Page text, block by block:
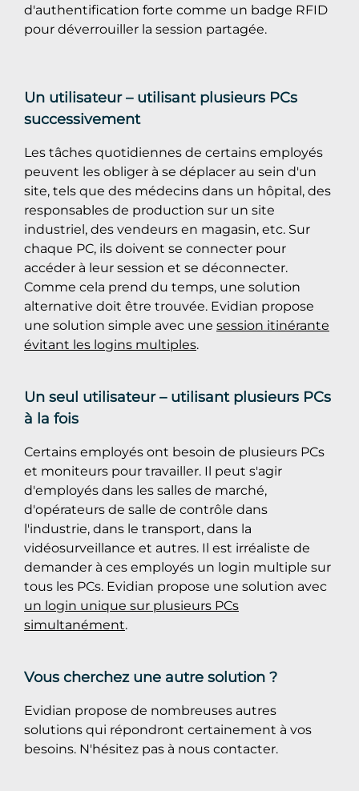
d'authentification forte comme un badge RFID
pour déverrouiller la session partagée.
Un utilisateur – utilisant plusieurs PCs
successivement
Les tâches quotidiennes de certains employés
peuvent les obliger à se déplacer au sein d'un
site, tels que des médecins dans un hôpital, des
responsables de production sur un site
industriel, des vendeurs en magasin, etc. Sur
chaque PC, ils doivent se connecter pour
accéder à leur session et se déconnecter.
Comme cela prend du temps, une solution
alternative doit être trouvée. Evidian propose
une solution simple avec une session itinérante
évitant les logins multiples.
Un seul utilisateur – utilisant plusieurs PCs
à la fois
Certains employés ont besoin de plusieurs PCs
et moniteurs pour travailler. Il peut s'agir
d'employés dans les salles de marché,
d'opérateurs de salle de contrôle dans
l'industrie, dans le transport, dans la
vidéosurveillance et autres. Il est irréaliste de
demander à ces employés un login multiple sur
tous les PCs. Evidian propose une solution avec
un login unique sur plusieurs PCs
simultanément.
Vous cherchez une autre solution ?
Evidian propose de nombreuses autres
solutions qui répondront certainement à vos
besoins. N'hésitez pas à nous contacter.